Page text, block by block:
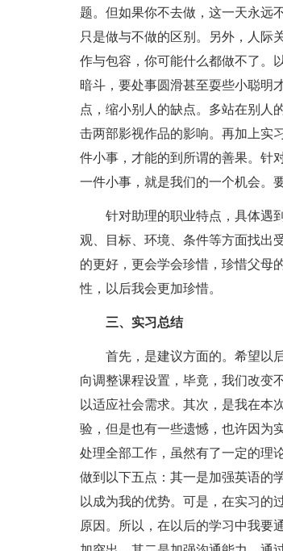
题。但如果你不去做，这一天永远
只是做与不做的区别。另外，人际
作与包容，你可能什么都做不了。
暗斗，要处事圆滑甚至耍些小聪明
点，缩小别人的缺点。多站在别人
击两部影视作品的影响。再加上实
件小事，才能的到所谓的善果。针
一件小事，就是我们的一个机会。
针对助理的职业特点，具体遇到
观、目标、环境、条件等方面找出
的更好，更会学会珍惜，珍惜父母
性，以后我会更加珍惜。
三、实习总结
首先，是建议方面的。希望以后
向调整课程设置，毕竟，我们改变
以适应社会需求。其次，是我在本
验，但是也有一些遗憾，也许因为
处理全部工作，虽然有了一定的理
做到以下五点：其一是加强英语的
以成为我的优势。可是，在实习的
原因。所以，在以后的学习中我要